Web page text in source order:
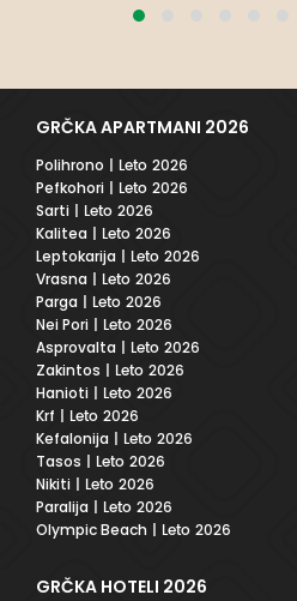
GRČKA APARTMANI 2026
Polihrono | Leto 2026
Pefkohori | Leto 2026
Sarti | Leto 2026
Kalitea | Leto 2026
Leptokarija | Leto 2026
Vrasna | Leto 2026
Parga | Leto 2026
Nei Pori | Leto 2026
Asprovalta | Leto 2026
Zakintos | Leto 2026
Hanioti | Leto 2026
Krf | Leto 2026
Kefalonija | Leto 2026
Tasos | Leto 2026
Nikiti | Leto 2026
Paralija | Leto 2026
Olympic Beach | Leto 2026
GRČKA HOTELI 2026